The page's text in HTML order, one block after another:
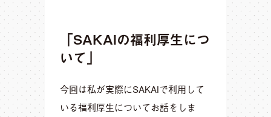
「SAKAIの福利厚生につ
いて」
今回は私が実際にSAKAIで利用して
いる福利厚生についてお話をしま